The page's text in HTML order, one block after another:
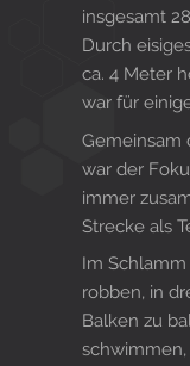
insgesamt
Durch
ca. 4 Meter
war für
Gemeinsam
war der
immer
Strecke als
Im
robben, in
Balken zu
schwimmen,